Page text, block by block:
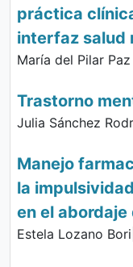
práctica
interfaz salud
María del Pilar Paz
Trastorno
Julia Sánchez
Manejo
la
en el
Estela Lozano Bori|